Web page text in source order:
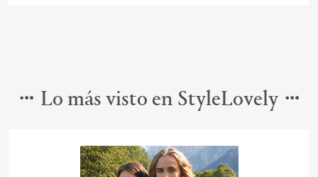
Lo más visto en StyleLovely